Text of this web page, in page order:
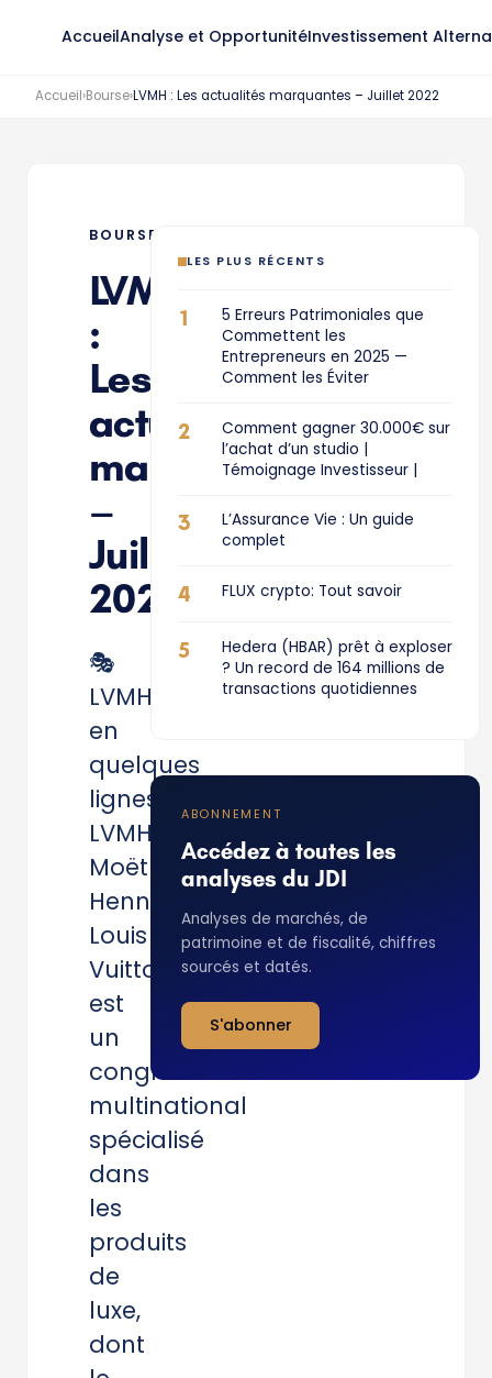
AccueilAnalyse et OpportunitéInvestissement
Accueil›Bourse›LVMH : Les actualités marquantes – Juillet 2022
BOURSE
LVMH
:
Les
actualités
marquantes
–
Juillet
2022
🎭
LVMH
en
quelques
lignes
LVMH
Moët
Hennessy
Louis
Vuitton
est
un
conglomérat
multinational
spécialisé
dans
les
produits
de
luxe,
dont
LES PLUS RÉCENTS
1
5 Erreurs Patrimoniales que
Commettent les
Entrepreneurs en 2025 —
Comment les Éviter
2
Comment gagner 30.000€ sur
l’achat d’un studio |
Témoignage Investisseur |
3
L’Assurance Vie : Un guide
complet
4 FLUX crypto: Tout savoir
5
Hedera (HBAR) prêt à exploser
? Un record de 164 millions de
transactions quotidiennes
ABONNEMENT
Accédez à toutes les
analyses du JDI
Analyses de marchés, de
patrimoine et de fiscalité, chiffres
sourcés et datés.
S'abonner